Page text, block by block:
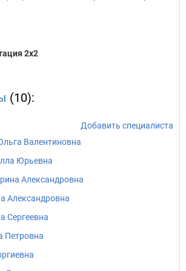
2х2
(10):
Добавить специалиста
Валентиновна
Юрьевна
Александровна
Александровна
Сергеевна
Петровна